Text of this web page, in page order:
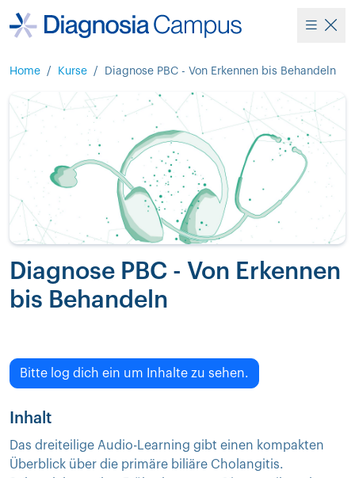
Home / Kurse / Diagnose PBC - Von Erkennen bis Behandeln
Diagnose PBC - Von Erkennen
bis Behandeln
Bitte log dich ein um Inhalte zu sehen.
Inhalt
Das dreiteilige Audio-Learning gibt einen kompakten
Überblick über die primäre biliäre Cholangitis.